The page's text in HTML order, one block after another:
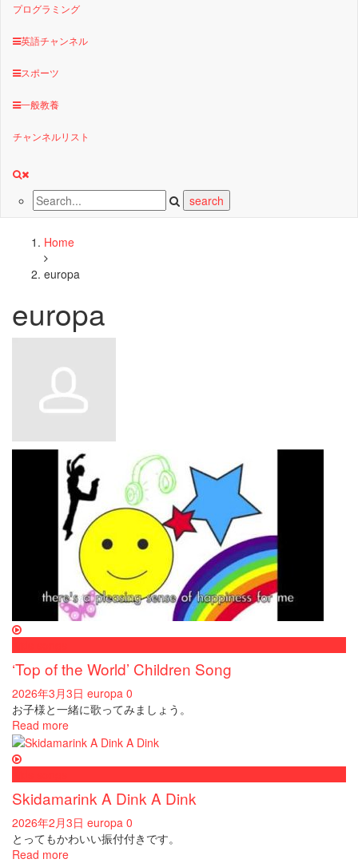
プログラミング
英語チャンネル
スポーツ
一般教養
チャンネルリスト
Home
europa
europa
‘Top of the World’ Children Song
2026年3月3日 europa 0
お子様と一緒に歌ってみましょう。
Read more
Skidamarink A Dink A Dink
2026年2月3日 europa 0
とってもかわいい振付付きです。
Read more